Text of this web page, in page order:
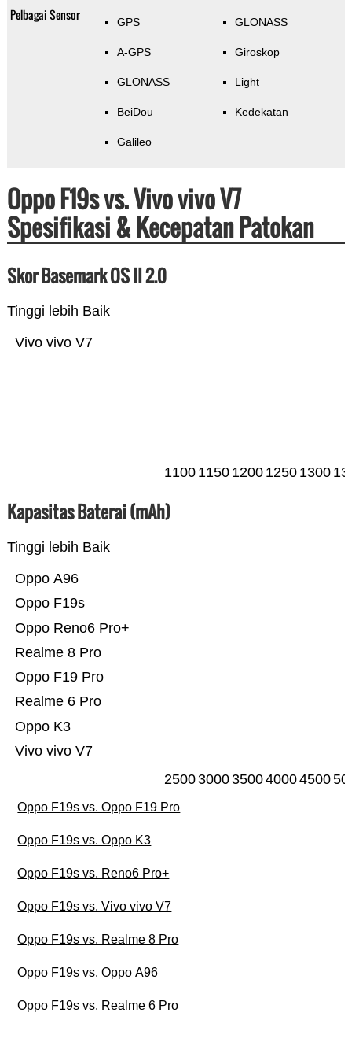
Pelbagai Sensor GPS
A-GPS
GLONASS
BeiDou
Galileo
GLONASS
Giroskop
Light
Kedekatan
Oppo F19s vs. Vivo vivo V7
Spesifikasi & Kecepatan Patokan
Skor Basemark OS II 2.0
Tinggi lebih Baik
Vivo vivo V7
1100 1150 1200 1250 1300
Kapasitas Baterai (mAh)
Tinggi lebih Baik
Vivo vivo V7
Oppo K3
Realme 6 Pro
Oppo F19 Pro
Realme 8 Pro
Oppo Reno6 Pro+
Oppo F19s
Oppo A96
25003000350040004500
Oppo F19s vs. Oppo F19 Pro
Oppo F19s vs. Oppo K3
Oppo F19s vs. Reno6 Pro+
Oppo F19s vs. Vivo vivo V7
Oppo F19s vs. Realme 8 Pro
Oppo F19s vs. Oppo A96
Oppo F19s vs. Realme 6 Pro